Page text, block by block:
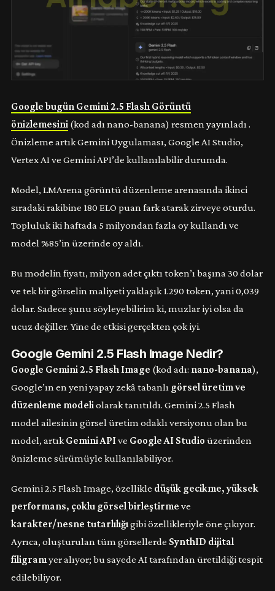
Google bugün Gemini 2.5 Flash Görüntü
önizlemesini (kod adı nano-banana) resmen yayınladı .
Önizleme artık Gemini Uygulaması, Google AI Studio,
Vertex AI ve Gemini API’de kullanılabilir durumda.
Model, LMArena görüntü düzenleme arenasında ikinci
sıradaki rakibine 180 ELO puan fark atarak zirveye oturdu.
Topluluk iki haftada 5 milyondan fazla oy kullandı ve
model %85’in üzerinde oy aldı.
Bu modelin fiyatı, milyon adet çıktı token’ı başına 30 dolar
ve tek bir görselin maliyeti yaklaşık 1.290 token, yani 0,039
dolar. Sadece şunu söyleyebilirim ki, muzlar iyi olsa da
ucuz değiller. Yine de etkisi gerçekten çok iyi.
Google Gemini 2.5 Flash Image Nedir?
Google Gemini 2.5 Flash Image (kod adı: nano-banana),
Google’ın en yeni yapay zekâ tabanlı görsel üretim ve
düzenleme modeliolarak tanıtıldı. Gemini 2.5 Flash
model ailesinin görsel üretim odaklı versiyonu olan bu
model, artıkGemini APIve Google AI Studio üzerinden
önizleme sürümüyle kullanılabiliyor.
Gemini 2.5 Flash Image, özellikle düşük gecikme, yüksek
performans, çoklu görsel birleştirme ve
karakter/nesne tutarlılığıgibi özellikleriyle öne çıkıyor.
Ayrıca, oluşturulan tüm görsellerde SynthID dijital
filigranıyer alıyor; bu sayede AI tarafından üretildiği tespit
edilebiliyor.